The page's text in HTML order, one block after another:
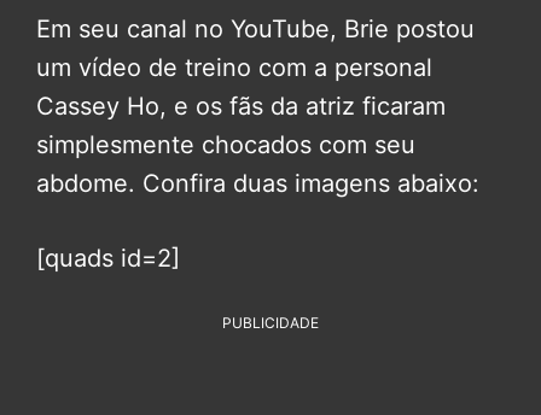
Em seu canal no YouTube, Brie postou
um vídeo de treino com a personal
Cassey Ho, e os fãs da atriz ficaram
simplesmente chocados com seu
abdome. Confira duas imagens abaixo:
[quads id=2]
PUBLICIDADE